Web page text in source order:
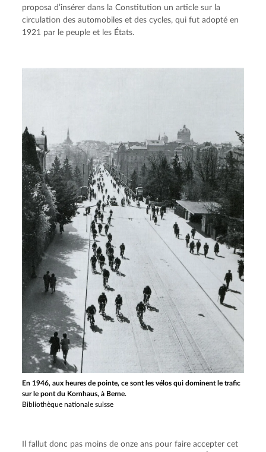
proposa d’insérer dans la Constitution un article sur la
circulation des automobiles et des cycles, qui fut adopté en
1921 par le peuple et les États.
En 1946, aux heures de pointe, ce sont les vélos qui dominent le trafic
sur le pont du Kornhaus, à Berne.
Bibliothèque nationale suisse
Il fallut donc pas moins de onze ans pour faire accepter cet